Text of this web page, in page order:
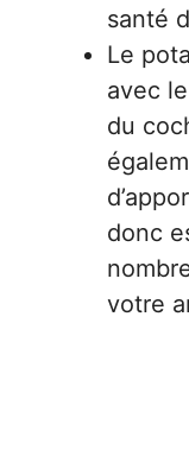
santé
Le
avec
du
donc
votre